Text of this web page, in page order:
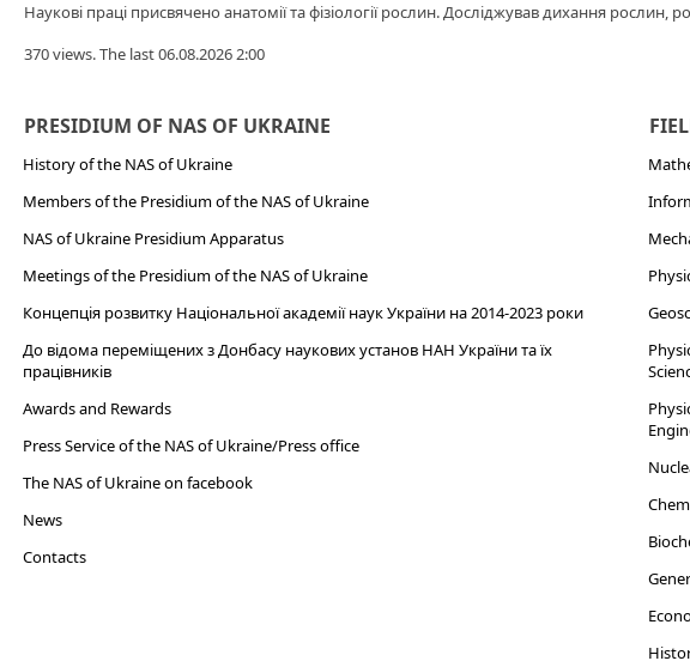
Наукові праці присвячено анатомії та фізіології рослин. Досліджував дихання рослин,
370 views. The last 06.08.2026 2:00
PRESIDIUM OF NAS OF UKRAINE
History of the NAS of Ukraine
Members of the Presidium of the NAS of Ukraine
NAS of Ukraine Presidium Apparatus​
Meetings of the Presidium of the NAS of Ukraine
Концепція розвитку Національної академії наук України на 2014-2023 роки
До відома переміщених з Донбасу наукових установ НАН України та їх
працівників
Awards and Rewards
Press Service of the NAS of Ukraine/Press office
The NAS of Ukraine on facebook
News
Сontacts